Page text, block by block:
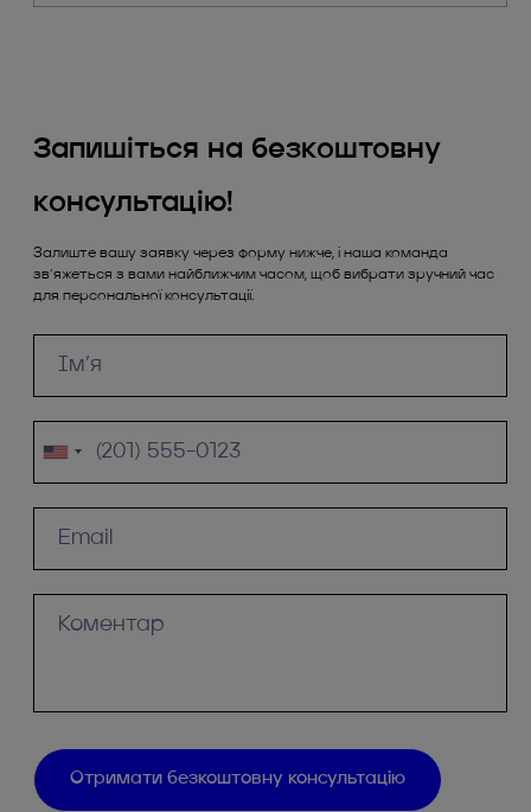
Запишіться на безкоштовну
консультацію!
Залиште вашу заявку через форму нижче, і наша команда
зв’яжеться з вами найближчим часом, щоб вибрати зручний час
для персональної консультації.